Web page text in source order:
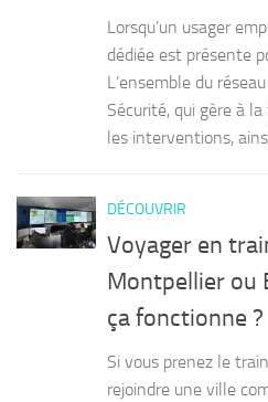
Lorsqu’un usager
dédiée est présente
L’ensemble du
Sécurité, qui gère à
les interventions,
DÉCOUVRIR
Voyager en
Montpellier ou
ça fonctionne ?
Si vous prenez le
rejoindre une ville